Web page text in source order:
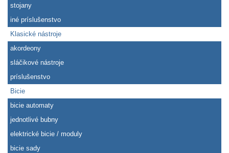
stojany
iné príslušenstvo
Klasické nástroje
akordeony
sláčikové nástroje
príslušenstvo
Bicie
bicie automaty
jednotlivé bubny
elektrické bicie / moduly
bicie sady